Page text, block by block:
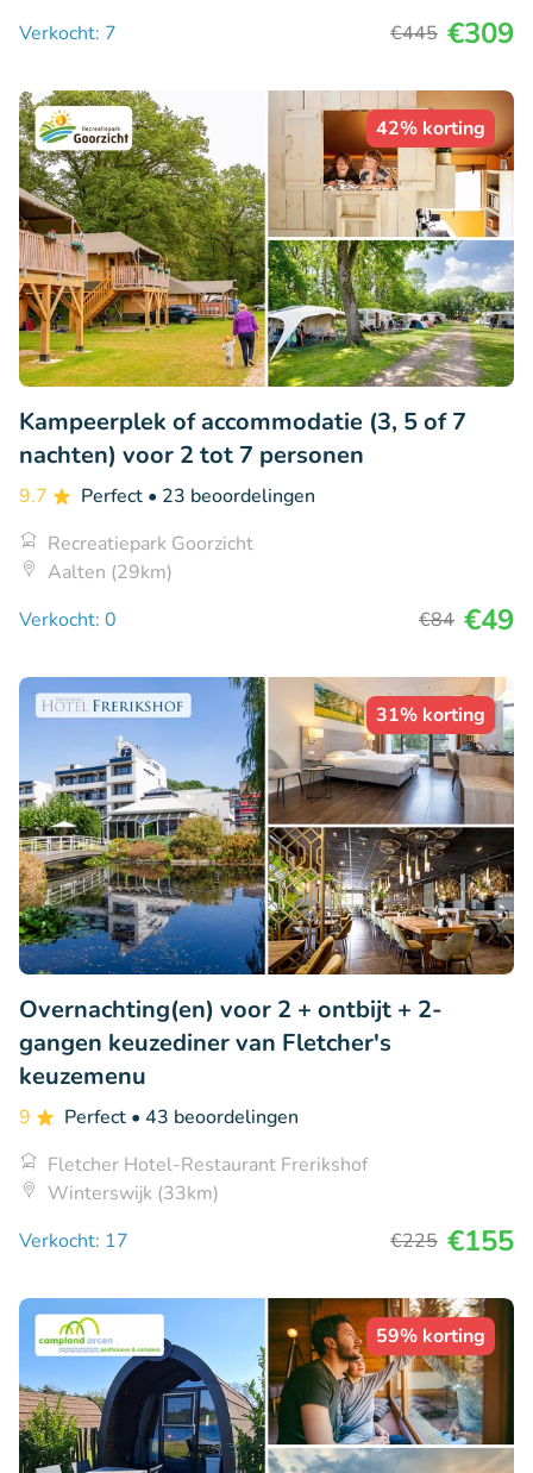
Verkocht: 7
€445 €309
42% korting
Kampeerplek of accommodatie (3, 5 of 7
nachten) voor 2 tot 7 personen
9.7 Perfect • 23 beoordelingen
Recreatiepark Goorzicht
Aalten (29km)
Verkocht: 0
€84 €49
31% korting
Overnachting(en) voor 2 + ontbijt + 2-
gangen keuzediner van Fletcher's
keuzemenu
9 Perfect • 43 beoordelingen
Fletcher Hotel-Restaurant Frerikshof
Winterswijk (33km)
Verkocht: 17
€225 €155
59% korting